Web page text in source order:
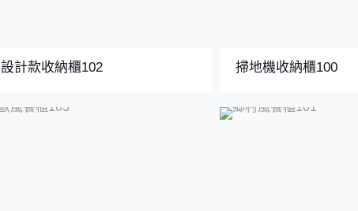
設計款收納櫃102 掃地機收納櫃100